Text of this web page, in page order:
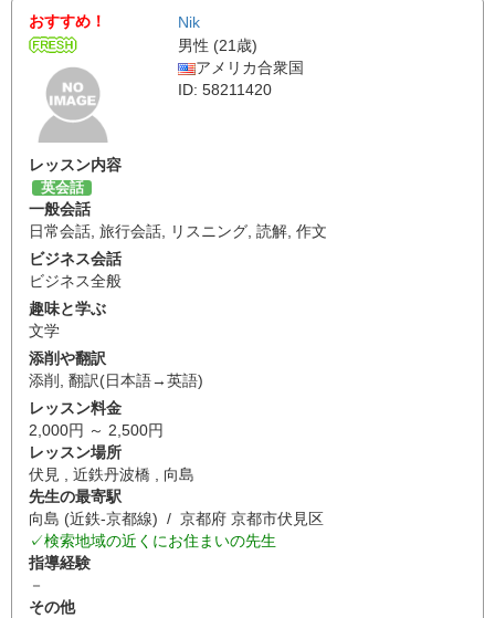
おすすめ！
Nik
男性 (21歳)
アメリカ合衆国
ID: 58211420
レッスン内容
英会話
一般会話
日常会話, 旅行会話, リスニング, 読解, 作文
ビジネス会話
ビジネス全般
趣味と学ぶ
文学
添削や翻訳
添削 , 翻訳(日本語→英語)
レッスン料金
2,000円 ～ 2,500円
レッスン場所
伏見 , 近鉄丹波橋 , 向島
先生の最寄駅
向島 (近鉄-京都線) / 京都府 京都市伏見区
✓検索地域の近くにお住まいの先生
指導経験
－
その他